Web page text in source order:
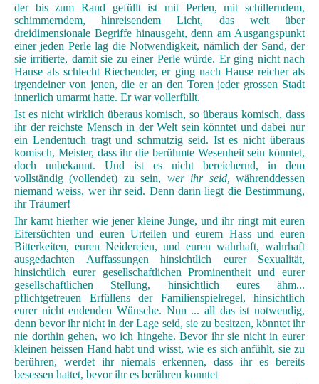
der bis zum Rand gefüllt ist mit Perlen, mit schillerndem,
schimmerndem, hinreisendem Licht, das weit über
dreidimensionale Begriffe hinausgeht, denn am Ausgangspunkt
einer jeden Perle lag die Notwendigkeit, nämlich der Sand, der
sie irritierte, damit sie zu einer Perle würde. Er ging nicht nach
Hause als schlecht Riechender, er ging nach Hause reicher als
irgendeiner von jenen, die er an den Toren jeder grossen Stadt
innerlich umarmt hatte. Er war vollerfüllt.
Ist es nicht wirklich überaus komisch, so überaus komisch, dass
ihr der reichste Mensch in der Welt sein könntet und dabei nur
ein Lendentuch tragt und schmutzig seid. Ist es nicht überaus
komisch, Meister, dass ihr die berühmte Wesenheit sein könntet,
doch unbekannt. Und ist es nicht bereichernd, in dem
vollständig (vollendet) zu sein, wer ihr seid,währenddessen
niemand weiss, wer ihr seid. Denn darin liegt die Bestimmung,
ihr Träumer!
Ihr kamt hierher wie jener kleine Junge, und ihr ringt mit euren
Eifersüchten und euren Urteilen und eurem Hass und euren
Bitterkeiten, euren Neidereien, und euren wahrhaft, wahrhaft
ausgedachten Auffassungen hinsichtlich eurer Sexualität,
hinsichtlich eurer gesellschaftlichen Prominentheit und eurer
gesellschaftlichen Stellung, hinsichtlich eures ähm...
pflichtgetreuen Erfüllens der Familienspielregel, hinsichtlich
eurer nicht endenden Wünsche. Nun ... all das ist notwendig,
denn bevor ihr nicht in der Lage seid, sie zu besitzen, könntet ihr
nie dorthin gehen, wo ich hingehe. Bevor ihr sie nicht in eurer
kleinen heissen Hand habt und wisst, wie es sich anfühlt, sie zu
berühren, werdet ihr niemals erkennen, dass ihr es bereits
besessen hattet, bevor ihr es berühren konntet